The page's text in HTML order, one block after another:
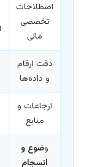
اصطلاحات
تخصصی
مالی
دقت ارقام
و داده‌ها
ارجاعات و
منابع
وضوع و
انسجام